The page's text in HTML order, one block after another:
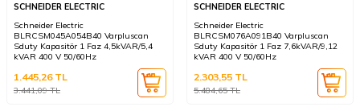
SCHNEIDER ELECTRIC
Schneider Electric
BLRCSM045A054B40 Varpluscan
Sduty Kapasitör 1 Faz 4,5kVAR/5,4
kVAR 400 V 50/60Hz
3.441,09TL
1.445,26TL
SCHNEIDER ELECTRIC
Schneider Electric
BLRCSM076A091B40 Varpluscan
Sduty Kapasitör 1 Faz 7,6kVAR/9,12
kVAR 400 V 50/60Hz
5.484,65TL
2.303,55 TL